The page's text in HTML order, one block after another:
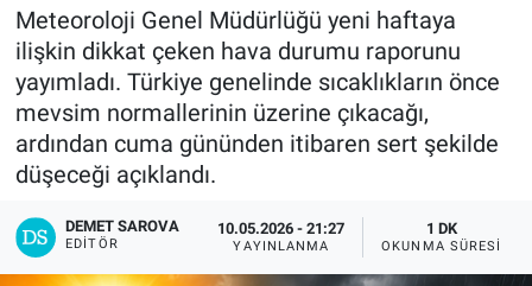
Meteoroloji Genel Müdürlüğü yeni haftaya
ilişkin dikkat çeken hava durumu raporunu
yayımladı. Türkiye genelinde sıcaklıkların önce
mevsim normallerinin üzerine çıkacağı,
ardından cuma gününden itibaren sert şekilde
düşeceği açıklandı.
DEMET SAROVA
EDITÖR
10.05.2026 - 21:27
YAYINLANMA
1 DK
OKUNMA SÜRESI
ÖZEL HABER
Keşfet
ASTROLOJİ
RESMİ İLANLAR